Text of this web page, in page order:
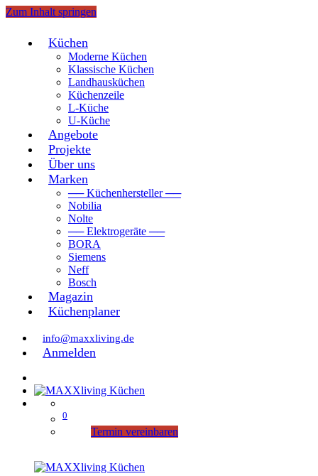
Zum Inhalt springen
Küchen
Moderne Küchen
Klassische Küchen
Landhausküchen
Küchenzeile
L-Küche
U-Küche
Angebote
Projekte
Über uns
Marken
── Küchenhersteller ──
Nobilia
Nolte
── Elektrogeräte ──
BORA
Siemens
Neff
Bosch
Magazin
Küchenplaner
info@maxxliving.de
Anmelden
0
Termin vereinbaren